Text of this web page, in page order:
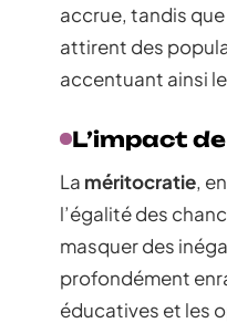
accrue, tandis
attirent des
accentuant ainsi
L’impact
La méritocratie,
l’égalité des
masquer des
profondément
éducatives et les